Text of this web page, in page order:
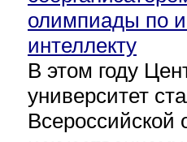
олимпиады по
интеллекту
В этом году
университет